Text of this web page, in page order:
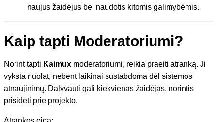
naujus žaidėjus bei naudotis kitomis galimybėmis.
Kaip tapti Moderatoriumi?
Norint tapti Kaimux moderatoriumi, reikia praeiti atranką. Ji
vyksta nuolat, nebent laikinai sustabdoma dėl sistemos
atnaujinimų. Dalyvauti gali kiekvienas žaidėjas, norintis
prisidėti prie projekto.
Atrankos eiga: